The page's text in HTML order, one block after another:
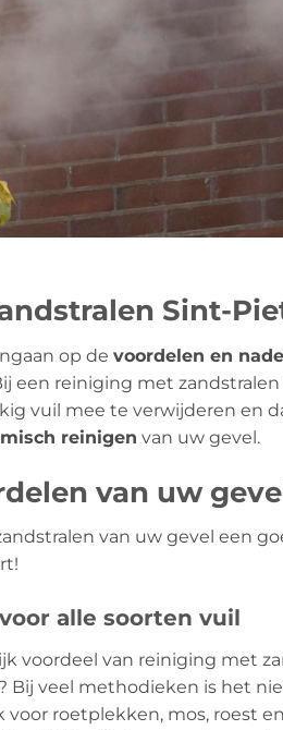
Sint-
op de voordelen en
een reiniging met
vuil mee te verwijderen en
reinigen van uw gevel.
van uw
van uw gevel een
alle soorten vuil
voordeel van reiniging met
Bij veel methodieken is het
voor roetplekken, mos, roest